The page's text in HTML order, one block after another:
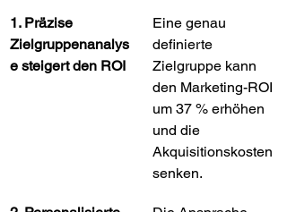
1. Präzise
Zielgruppenanalys
e steigert den ROI
Eine genau
definierte
Zielgruppe kann
den Marketing-ROI
um 37 % erhöhen
und die
Akquisitionskosten
senken.